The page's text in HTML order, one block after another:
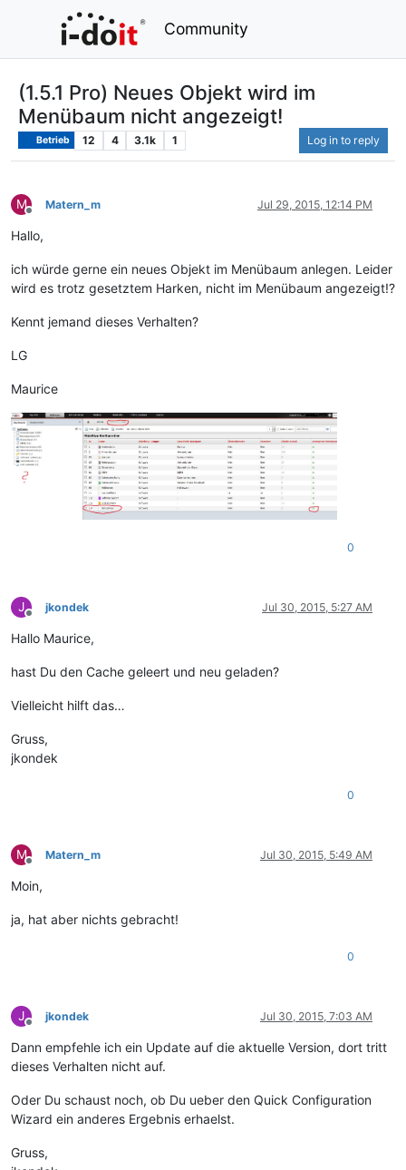
Community
(1.5.1 Pro) Neues Objekt wird im
Menübaum nicht angezeigt!
Betrieb 12 4 3.1k 1 Log in to reply
M
Offline
Matern_m Jul 29, 2015, 12:14 PM
Hallo,
ich würde gerne ein neues Objekt im Menübaum anlegen. Leider
wird es trotz gesetztem Harken, nicht im Menübaum angezeigt!?
Kennt jemand dieses Verhalten?
LG
Maurice
0
J
Offline
jkondek Jul 30, 2015, 5:27 AM
Hallo Maurice,
hast Du den Cache geleert und neu geladen?
Vielleicht hilft das…
Gruss,
jkondek
0
M
Offline
Matern_m Jul 30, 2015, 5:49 AM
Moin,
ja, hat aber nichts gebracht!
0
J
Offline
jkondek Jul 30, 2015, 7:03 AM
Dann empfehle ich ein Update auf die aktuelle Version, dort tritt
dieses Verhalten nicht auf.
Oder Du schaust noch, ob Du ueber den Quick Configuration
Wizard ein anderes Ergebnis erhaelst.
Gruss,